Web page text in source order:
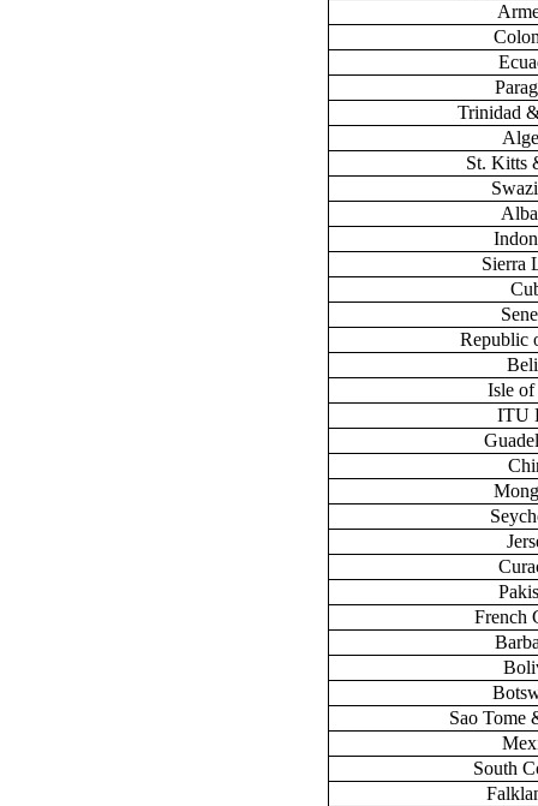
Trinidad
St. Kitts
Sierra
Republic
Isle
ITU
French
Sao Tome
South